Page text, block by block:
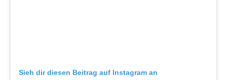
Sieh dir diesen Beitrag auf Instagram an